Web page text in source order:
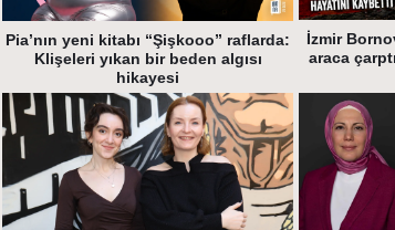
Pia’nın yeni kitabı “Şişkooo” raflarda:
Klişeleri yıkan bir beden algısı
hikayesi
İzmir
araca